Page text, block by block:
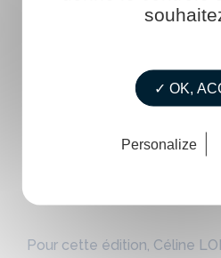
EXPLORIMER
AVRIL 2026
Pour cette édition, Céline
✓ OK,
Personalize